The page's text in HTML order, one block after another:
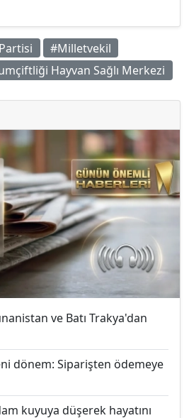
#Milletvekil
Hayvan Sağlı Merkezi
ve Batı Trakya'dan
dönem: Siparişten ödemeye
kuyuya düşerek hayatını